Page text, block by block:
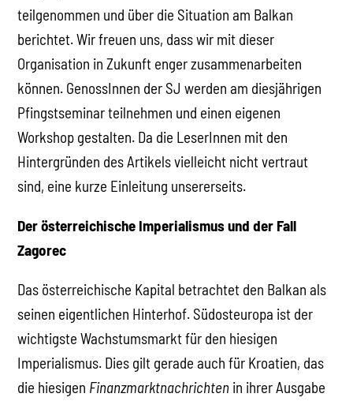
teilgenommen und über die Situation am Balkan
berichtet. Wir freuen uns, dass wir mit dieser
Organisation in Zukunft enger zusammenarbeiten
können. GenossInnen der SJ werden am diesjährigen
Pfingstseminar teilnehmen und einen eigenen
Workshop gestalten. Da die LeserInnen mit den
Hintergründen des Artikels vielleicht nicht vertraut
sind, eine kurze Einleitung unsererseits.
Der österreichische Imperialismus und der Fall
Zagorec
Das österreichische Kapital betrachtet den Balkan als
seinen eigentlichen Hinterhof. Südosteuropa ist der
wichtigste Wachstumsmarkt für den hiesigen
Imperialismus. Dies gilt gerade auch für Kroatien, das
die hiesigen Finanzmarktnachrichten in ihrer Ausgabe